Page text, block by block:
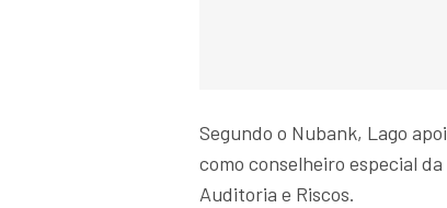
Segundo o Nubank, Lago
como conselheiro especial
Auditoria e Riscos.